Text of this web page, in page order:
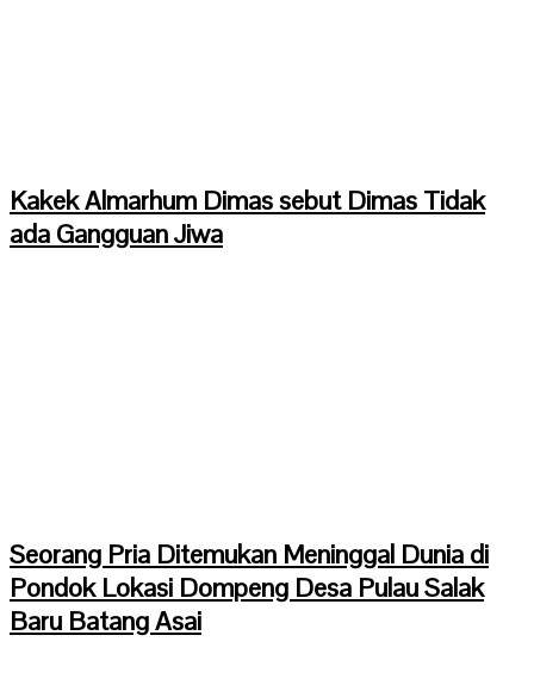
Kakek Almarhum Dimas sebut Dimas Tidak
ada Gangguan Jiwa
Seorang Pria Ditemukan Meninggal Dunia di
Pondok Lokasi Dompeng Desa Pulau Salak
Baru Batang Asai